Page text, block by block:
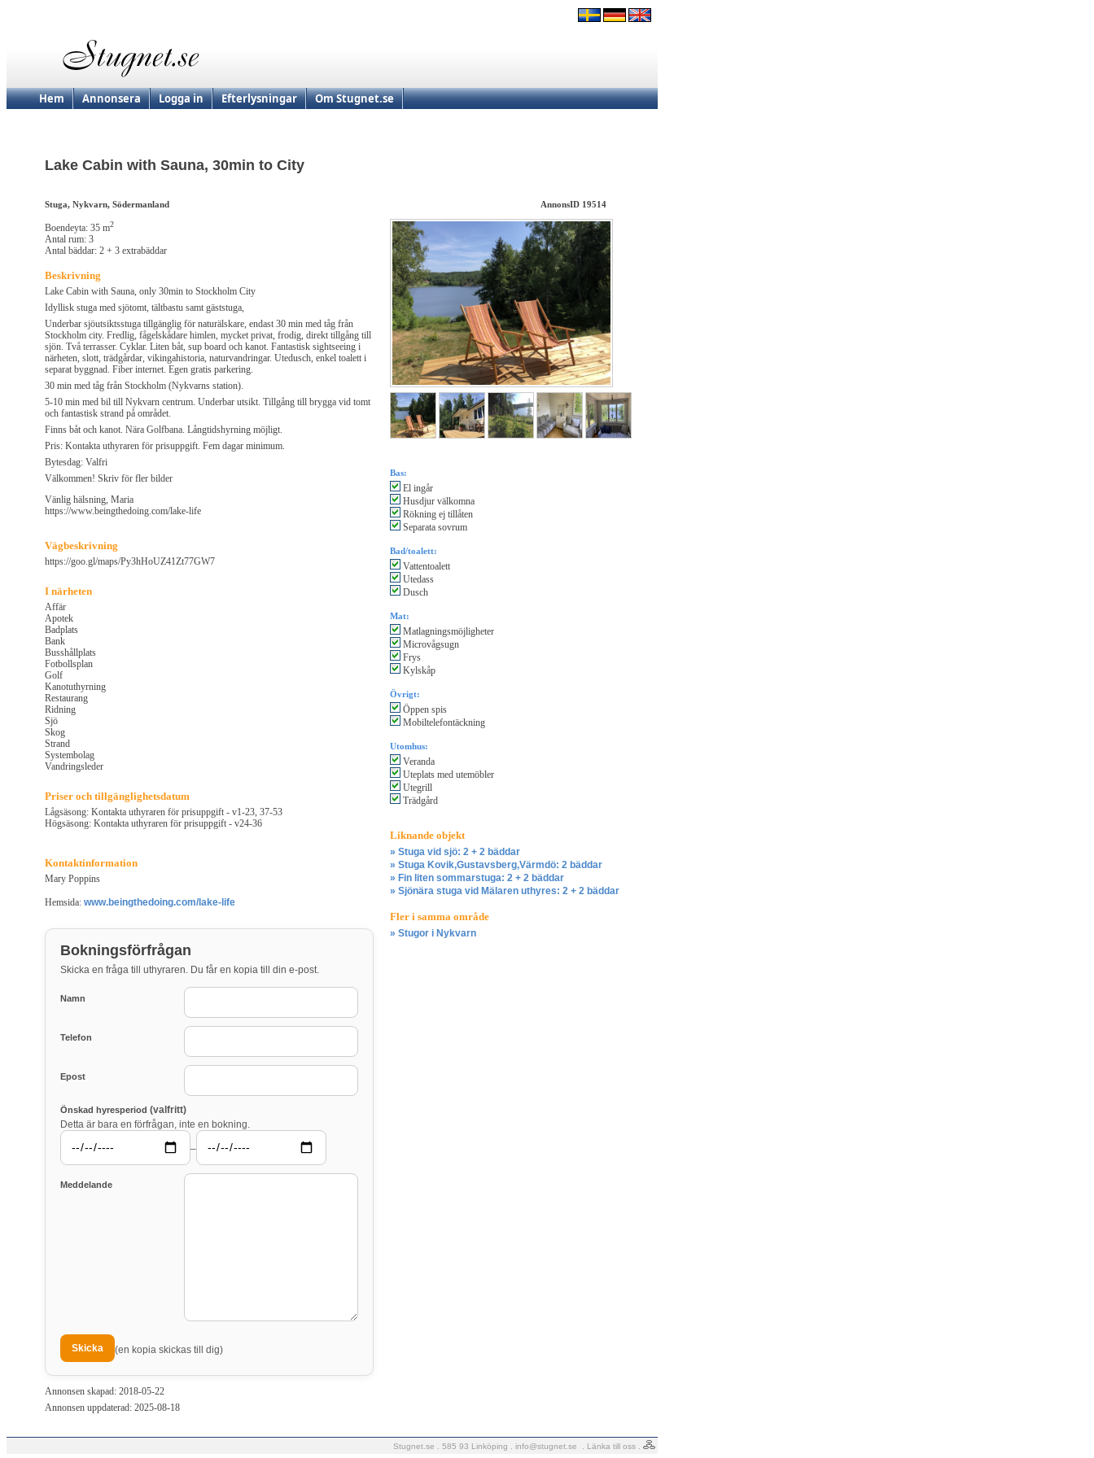
Hem Annonsera Logga in Efterlysningar Om Stugnet.se
Lake Cabin with Sauna, 30min to City
Stuga, Nykvarn, Södermanland AnnonsID 19514
Boendeyta: 35 m2
Antal rum: 3
Antal bäddar: 2 + 3 extrabäddar
Beskrivning
Lake Cabin with Sauna, only 30min to Stockholm City
Idyllisk stuga med sjötomt, tältbastu samt gäststuga,
Underbar sjöutsiktsstuga tillgänglig för naturälskare, endast 30 min med tåg från
Stockholm city. Fredlig, fågelskådare himlen, mycket privat, frodig, direkt tillgång till
sjön. Två terrasser. Cyklar. Liten båt, sup board och kanot. Fantastisk sightseeing i
närheten, slott, trädgårdar, vikingahistoria, naturvandringar. Utedusch, enkel toalett i
separat byggnad. Fiber internet. Egen gratis parkering.
30 min med tåg från Stockholm (Nykvarns station).
5-10 min med bil till Nykvarn centrum. Underbar utsikt. Tillgång till brygga vid tomt
och fantastisk strand på området.
Finns båt och kanot. Nära Golfbana. Långtidshyrning möjligt.
Pris: Kontakta uthyraren för prisuppgift. Fem dagar minimum.
Bytesdag: Valfri
Välkommen! Skriv för fler bilder
Vänlig hälsning, Maria
https://www.beingthedoing.com/lake-life
Vägbeskrivning
https://goo.gl/maps/Py3hHoUZ41Zt77GW7
I närheten
Affär
Apotek
Badplats
Bank
Busshållplats
Fotbollsplan
Golf
Kanotuthyrning
Restaurang
Ridning
Sjö
Skog
Strand
Systembolag
Vandringsleder
Priser och tillgänglighetsdatum
Lågsäsong: Kontakta uthyraren för prisuppgift - v1-23, 37-53
Högsäsong: Kontakta uthyraren för prisuppgift - v24-36
Kontaktinformation
Mary Poppins
Hemsida: www.beingthedoing.com/lake-life
Bokningsförfrågan
Skicka en fråga till uthyraren. Du får en kopia till din e-post.
Namn
Telefon
Epost
Önskad hyresperiod (valfritt)
Detta är bara en förfrågan, inte en bokning.
–
Meddelande
(en kopia skickas till dig)
Bas:
El ingår
Husdjur välkomna
Rökning ej tillåten
Separata sovrum
Bad/toalett:
Vattentoalett
Utedass
Dusch
Mat:
Matlagningsmöjligheter
Microvågsugn
Frys
Kylskåp
Övrigt:
Öppen spis
Mobiltelefontäckning
Utomhus:
Veranda
Uteplats med utemöbler
Utegrill
Trädgård
Liknande objekt
» Stuga vid sjö: 2 + 2 bäddar
» Stuga Kovik,Gustavsberg,Värmdö: 2 bäddar
» Fin liten sommarstuga: 2 + 2 bäddar
» Sjönära stuga vid Mälaren uthyres: 2 + 2 bäddar
Fler i samma område
» Stugor i Nykvarn
Annonsen skapad: 2018-05-22
Annonsen uppdaterad: 2025-08-18
Stugnet.se . 585 93 Linköping . info@stugnet.se Länka till oss